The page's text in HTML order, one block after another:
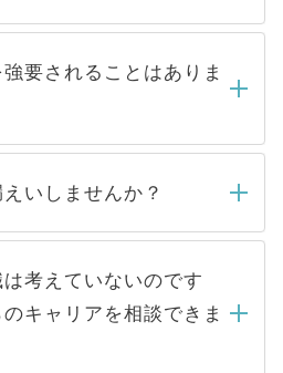
業日以内にはご連絡をせて
で、しばらくお待ちくださ
で取り扱っている求人の
サイトからご覧いただ
求人」です。非公開求人は
って、一般には公開してい
るため 人気のある医療機
うと、応募が殺到する場
求める条件に合った人材の
社に依頼するケースが増え
要されることはありま
することは一切ありませ
応募先から内定をいただい
はありません。内定先へ
キャリアパートナーが行い
いしませんか？
することはありませんの
さい。当サイトからの登録
ご登録者様の個人情報は、
アアップおよび転職活動の
用いたします。お預かりし
考えていないのです
キャリアを相談できま